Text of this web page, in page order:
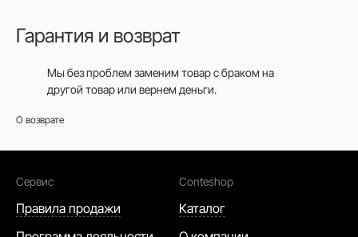
Гарантия и возврат
Мы без проблем заменим товар с браком на
другой товар или вернем деньги.
О возврате
Сервис
Правила продажи
Conteshop
Каталог